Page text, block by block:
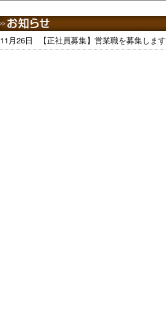
11月26日 【正社員募集】営業職を募集します